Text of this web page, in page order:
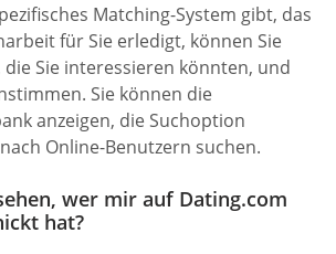
Matching-System gibt, das
für Sie erledigt, können Sie
Sie interessieren könnten, und
Sie können die
anzeigen, die Suchoption
Online-Benutzern suchen.
wer mir auf Dating.com
hat?